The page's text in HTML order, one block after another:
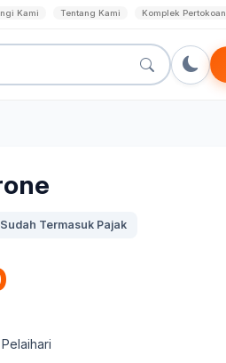
Kami Tentang Kami Komplek Pertokoan
Sudah Termasuk Pajak
Pelaihari